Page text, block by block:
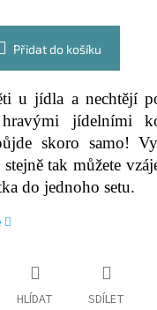
Přidat do košíku
u jídla a nechtějí
jídelními
skoro samo!
tak můžete
do jednoho setu.
HLÍDAT SDÍLET